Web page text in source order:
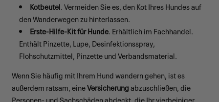
Kotbeutel. Vermeiden Sie es, den Kot Ihres Hundes auf
den Wanderwegen zu hinterlassen.
Erste-Hilfe-Kit für Hunde. Erhältlich im Fachhandel.
Enthält Pinzette, Lupe, Desinfektionsspray,
Flohschutzmittel, Pinzette und Verbandsmaterial.
Wenn Sie häufig mit Ihrem Hund wandern gehen, ist es
außerdem ratsam, eineVersicherungabzuschließen, die
Personen- und Sachschäden abdeckt, die Ihr vierbeiniger